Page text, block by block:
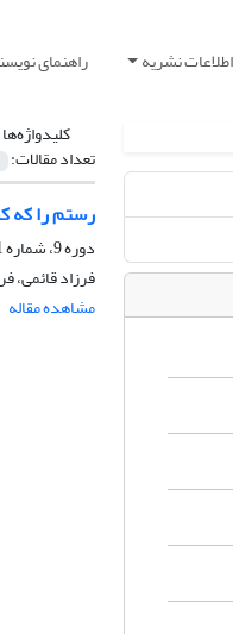
اطلاعات نشریه راهنمای
تعداد مقالات:
رستم را که
دوره 9، شماره 41، پاییز 1400، صفحه
فرزاد قائمی،
مشاهده مقاله